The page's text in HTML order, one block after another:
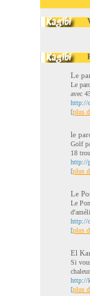
Votre
Le
Le
avec
http://
[plus
le
Golf
18
http://
[plus
Le
Le
http://
[plus
El
Si
http://
[plus